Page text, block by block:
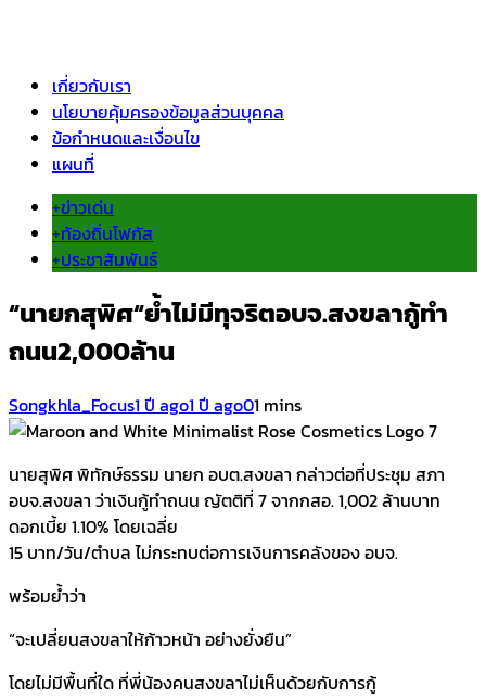
เกี่ยวกับเรา
นโยบายคุ้มครองข้อมูลส่วนบุคคล
ข้อกำหนดและเงื่อนไข
แผนที่
+ข่าวเด่น
+ท้องถิ่นโฟกัส
+ประชาสัมพันธ์
“นายกสุพิศ“ย้ำไม่มีทุจริตอบจ.สงขลากู้ทำ
ถนน2,000ล้าน
Songkhla_Focus1 ปี ago1 ปี ago01 mins
นายสุพิศ พิทักษ์ธรรม นายก อบต.สงขลา กล่าวต่อที่ประชุม สภา
อบจ.สงขลา ว่าเงินกู้ทำถนน ญัตติที่ 7 จากกสอ. 1,002 ล้านบาท
ดอกเบี้ย 1.10% โดยเฉลี่ย
15 บาท/วัน/ตำบล ไม่กระทบต่อการเงินการคลังของ อบจ.
พร้อมย้ำว่า
“จะเปลี่ยนสงขลาให้ก้าวหน้า อย่างยั่งยืน”
โดยไม่มีพื้นที่ใด ที่พี่น้องคนสงขลาไม่เห็นด้วยกับการกู้